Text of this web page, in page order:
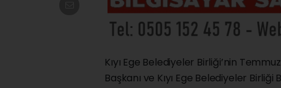
Kıyı Ege Belediyeler Birliği’nin
Başkanı ve Kıyı Ege Belediyeler